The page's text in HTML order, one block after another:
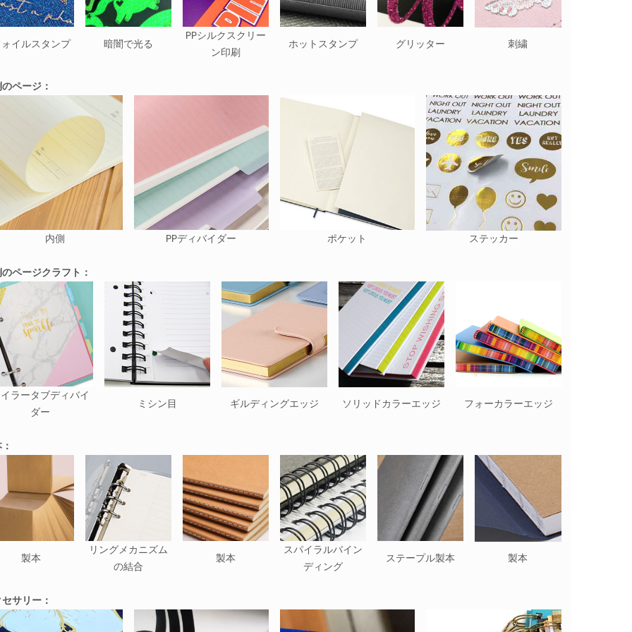
イルスタンプ 暗闇で光る
PPシルクスクリー
ン印刷
ホットスタンプ グリッター 刺繍
ページ：
内側 PPディバイダー ポケット ステッカー
ページクラフト：
ラータブディバイ
ダー
ミシン目 ギルディングエッジ ソリッドカラーエッジ フォーカラーエッジ
製本
リングメカニズム
の結合
製本
スパイラルバイン
ディング
ステープル製本 製本
サリー：